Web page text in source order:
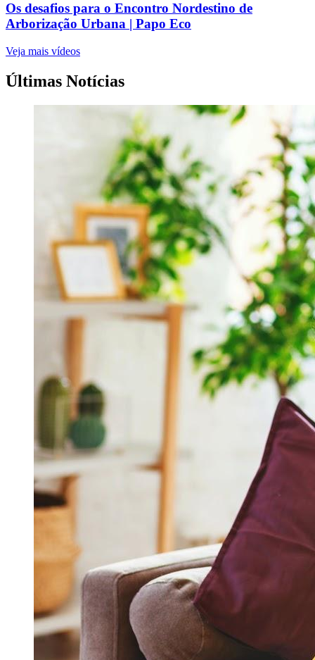
Os desafios para o Encontro Nordestino de
Arborização Urbana | Papo Eco
Veja mais vídeos
Últimas Notícias